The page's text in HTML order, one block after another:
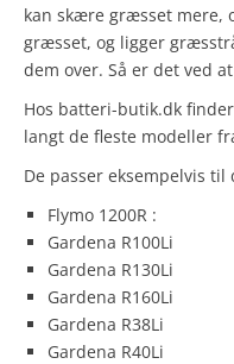
kan skære græsset mere,
græsset, og ligger
dem over. Så er det ved
Hos batteri-butik.dk
langt de fleste modeller
De passer eksempelvis til
Flymo 1200R :
Gardena R100Li
Gardena R130Li
Gardena R160Li
Gardena R38Li
Gardena R40Li